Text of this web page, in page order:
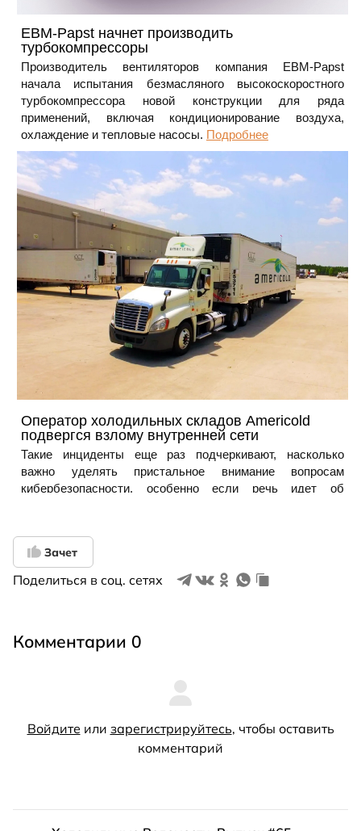
Зачет
Поделиться в соц. сетях
Комментарии 0
Войдите или зарегистрируйтесь, чтобы оставить
комментарий